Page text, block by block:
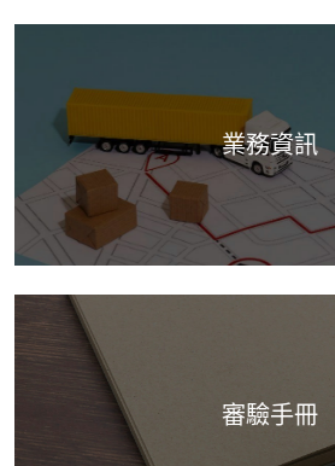
業務資訊
審驗手冊